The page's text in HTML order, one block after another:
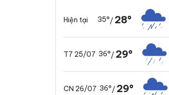
Hiện tại 35°/ 28°
T7 25/07 36°/ 29°
CN 26/07 36°/ 29°